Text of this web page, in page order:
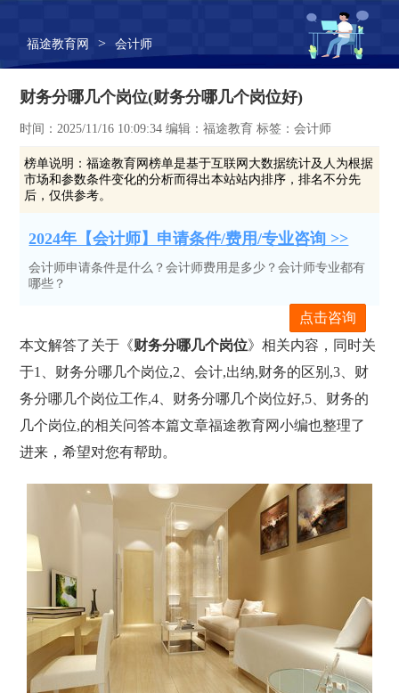
福途教育网 > 会计师
财务分哪几个岗位(财务分哪几个岗位好)
时间：2025/11/16 10:09:34 编辑：福途教育 标签：会计师
榜单说明：福途教育网榜单是基于互联网大数据统计及人为根据
市场和参数条件变化的分析而得出本站站内排序，排名不分先
后，仅供参考。
2024年【会计师】申请条件/费用/专业咨询 >>
会计师申请条件是什么？会计师费用是多少？会计师专业都有
哪些？
点击咨询
本文解答了关于《财务分哪几个岗位》相关内容，同时关
于1、财务分哪几个岗位,2、会计,出纳,财务的区别,3、财
务分哪几个岗位工作,4、财务分哪几个岗位好,5、财务的
几个岗位,的相关问答本篇文章福途教育网小编也整理了
进来，希望对您有帮助。